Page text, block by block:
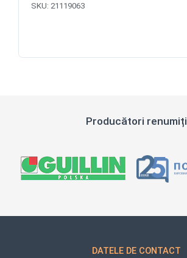
SKU: 21119063
Producători renumiți
DATELE DE CONTACT